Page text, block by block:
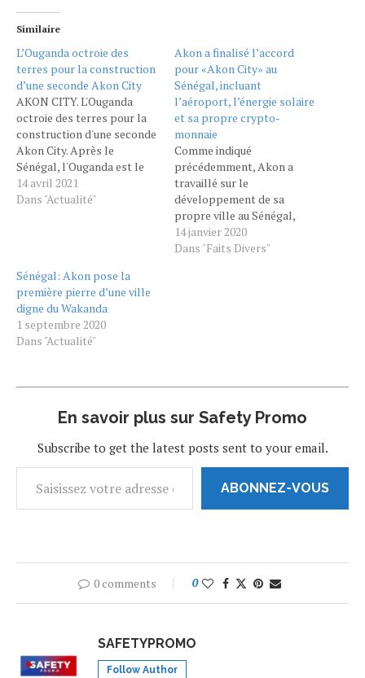
Similaire
L’Ouganda octroie des
terres pour la construction
d’une seconde Akon City
AKON CITY. L'Ouganda
octroie des terres pour la
construction d'une seconde
Akon City. Après le
Sénégal, l'Ouganda est le
deuxième pays qui va
accueillir le projet de
pour le projet Akon City et
son promoteur ; en effet,
le…
14 avril 2021
Dans "Actualité"
Akon a finalisé l’accord
pour «Akon City» au
Sénégal, incluant
l’aéroport, l’énergie solaire
et sa propre crypto-
monnaie
Comme indiqué
précédemment, Akon a
travaillé sur le
développement de sa
propre ville au Sénégal,
étant en phase de
construction depuis mars
14 janvier 2020
Dans "Faits Divers"
Sénégal: Akon pose la
première pierre d’une ville
digne du Wakanda
1 septembre 2020
Dans "Actualité"
En savoir plus sur Safety Promo
Subscribe to get the latest posts sent to your email.
ABONNEZ-VOUS
0 comments 0
SAFETYPROMO
Follow Author